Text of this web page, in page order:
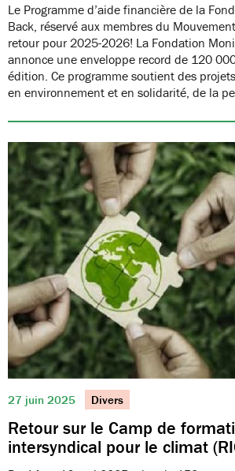
Le Programme d’aide financière de la
Back, réservé aux membres du
retour pour 2025-2026! La Fondation
annonce une enveloppe record de 120
édition. Ce programme soutient des
en environnement et en solidarité, de la
27 juin 2025 Divers
Retour sur le Camp de
intersyndical pour le climat